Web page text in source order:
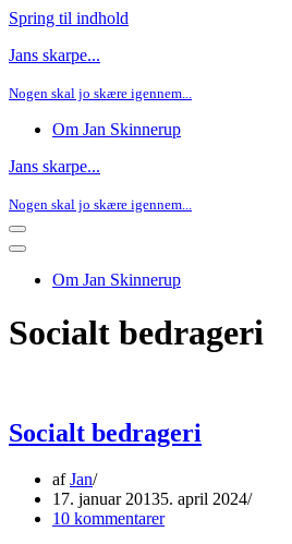
Spring til indhold
Jans skarpe...
Nogen skal jo skære igennem...
Om Jan Skinnerup
Jans skarpe...
Nogen skal jo skære igennem...
Navigation
menu
Navigation
Om Jan Skinnerup
Socialt bedrageri
Socialt bedrageri
afJan
17. januar 20135. april 2024
10 kommentarer